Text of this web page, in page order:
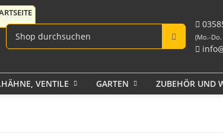
(Mo.-Do.
VENTILE GARTEN ZUBEHÖR UND